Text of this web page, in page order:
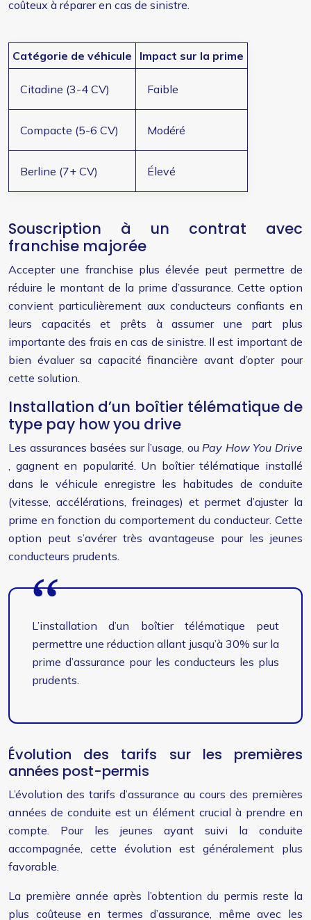
coûteux à réparer en cas de sinistre.
Catégorie de véhicule Impact sur la prime
Citadine (3-4 CV) Faible
Compacte (5-6 CV) Modéré
Berline (7+ CV) Élevé
Souscription à un contrat avec
franchise majorée
Accepter une franchise plus élevée peut permettre de
réduire le montant de la prime d’assurance. Cette option
convient particulièrement aux conducteurs confiants en
leurs capacités et prêts à assumer une part plus
importante des frais en cas de sinistre. Il est important de
bien évaluer sa capacité financière avant d’opter pour
cette solution.
Installation d’un boîtier télématique de
type pay how you drive
Les assurances basées sur l’usage, ou Pay How You Drive
, gagnent en popularité. Un boîtier télématique installé
dans le véhicule enregistre les habitudes de conduite
(vitesse, accélérations, freinages) et permet d’ajuster la
prime en fonction du comportement du conducteur. Cette
option peut s’avérer très avantageuse pour les jeunes
conducteurs prudents.
L’installation d’un boîtier télématique peut
permettre une réduction allant jusqu’à 30% sur la
prime d’assurance pour les conducteurs les plus
prudents.
Évolution des tarifs sur les premières
années post-permis
L’évolution des tarifs d’assurance au cours des premières
années de conduite est un élément crucial à prendre en
compte. Pour les jeunes ayant suivi la conduite
accompagnée, cette évolution est généralement plus
favorable.
La première année après l’obtention du permis reste la
plus coûteuse en termes d’assurance, même avec les